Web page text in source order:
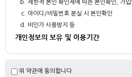
제한적 본인 확인제에 따른 본인확인, 가입
아이디/비밀번호 분실 시 본인확인
비인가 사용방지 등
개인정보의 보유 및 이용기간
회원 탈퇴를 요청하거나 개인정보의 수집 및 이
위 약관에 동의합니다